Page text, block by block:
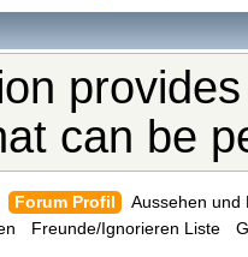
can be
Forum Profil
Aussehen und
Freunde/Ignorieren Liste